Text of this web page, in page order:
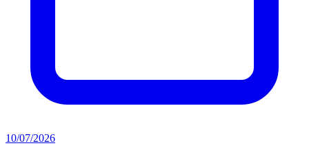
10/07/2026